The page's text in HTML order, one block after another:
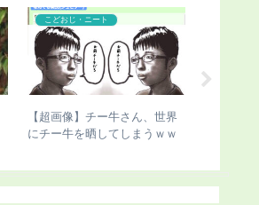
こどおじ・ニート
【超画像】チー牛さん、世界
にチー牛を晒してしまうｗｗ